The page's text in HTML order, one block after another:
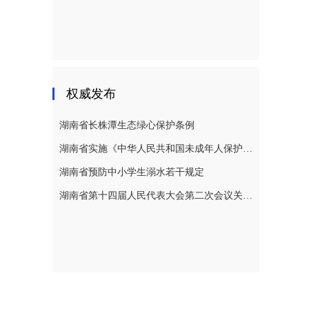
权威发布
湖南省长株潭生态绿心保护条例
湖南省实施《中华人民共和国未成年人保护法》若干规定
湖南省预防中小学生溺水若干规定
湖南省第十四届人民代表大会第二次会议关于湖南省人民代表大会常务委员会工作报告的决议